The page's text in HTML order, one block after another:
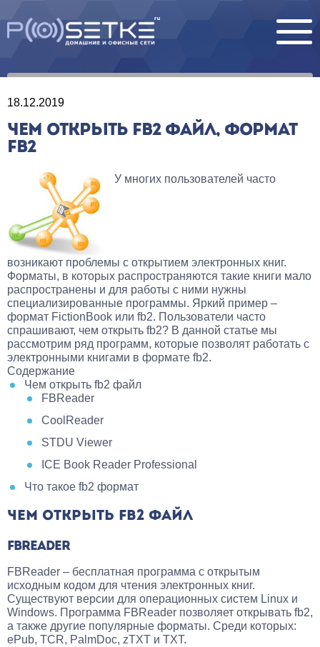
18.12.2019
ЧЕМ ОТКРЫТЬ FB2 ФАЙЛ, ФОРМАТ
FB2
У многих пользователей часто
возникают проблемы с открытием электронных книг.
Форматы, в которых распространяются такие книги мало
распространены и для работы с ними нужны
специализированные программы. Яркий пример –
формат FictionBook или fb2. Пользователи часто
спрашивают, чем открыть fb2? В данной статье мы
рассмотрим ряд программ, которые позволят работать с
электронными книгами в формате fb2.
Содержание
Чем открыть fb2 файл
FBReader
CoolReader
STDU Viewer
ICE Book Reader Professional
Что такое fb2 формат
ЧЕМ ОТКРЫТЬ FB2 ФАЙЛ
FBREADER
FBReader – бесплатная программа с открытым
исходным кодом для чтения электронных книг.
Существуют версии для операционных систем Linux и
Windows. Программа FBReader позволяет открывать fb2,
а также другие популярные форматы. Среди которых:
ePub, TCR, PalmDoc, zTXT и TXT.